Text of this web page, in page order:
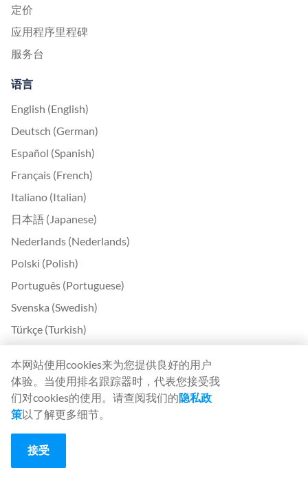
定价
应用程序里程碑
服务台
语言
English (English)
Deutsch (German)
Español (Spanish)
Français (French)
Italiano (Italian)
日本語 (Japanese)
Nederlands (Nederlands)
Polski (Polish)
Português (Portuguese)
Svenska (Swedish)
Türkçe (Turkish)
Български (Bulgarian)
Čeština (Czech)
Dansk (Danish)
Ελληνικά (Greek)
本网站使用cookies来为您提供良好的用户
体验。当使用排名跟踪器时，代表您接受我
们对cookies的使用。请查阅我们的隐私政
策以了解更多细节。
接受